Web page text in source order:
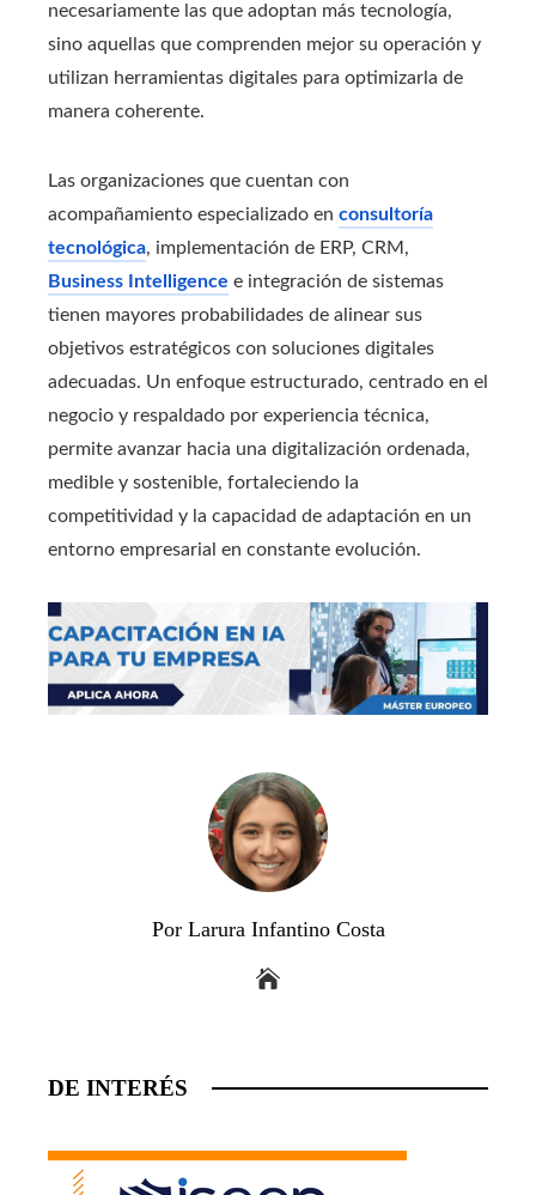
necesariamente las que adoptan más tecnología,
sino aquellas que comprenden mejor su operación y
utilizan herramientas digitales para optimizarla de
manera coherente.
Las organizaciones que cuentan con
acompañamiento especializado en consultoría
tecnológica, implementación de ERP, CRM,
Business Intelligence e integración de sistemas
tienen mayores probabilidades de alinear sus
objetivos estratégicos con soluciones digitales
adecuadas. Un enfoque estructurado, centrado en el
negocio y respaldado por experiencia técnica,
permite avanzar hacia una digitalización ordenada,
medible y sostenible, fortaleciendo la
competitividad y la capacidad de adaptación en un
entorno empresarial en constante evolución.
Por Larura Infantino Costa
DE INTERÉS